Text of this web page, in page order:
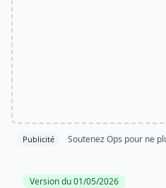
Publicité Soutenez Ops pour ne
Version du 01/05/2026